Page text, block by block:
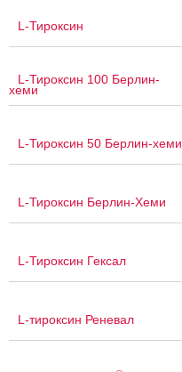
L-Тироксин
L-Тироксин 100 Берлин-
хеми
L-Тироксин 50 Берлин-хеми
L-Тироксин Берлин-Хеми
L-Тироксин Гексал
L-тироксин Реневал